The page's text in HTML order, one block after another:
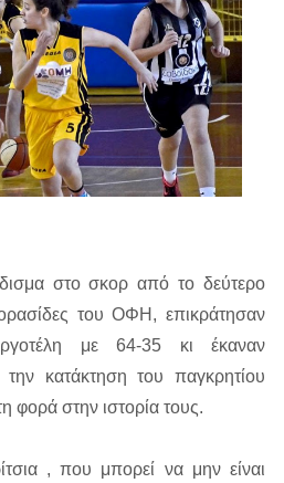
στο σκορ από το δεύτερο
του ΟΦΗ, επικράτησαν
με 64-35 κι έκαναν
κατάκτηση του παγκρητίου
φορά στην ιστορία τους.
, που μπορεί να μην είναι